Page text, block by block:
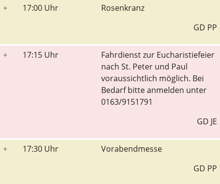
+
17:00 Uhr
Rosenkranz
GD PP
+ 17:15 Uhr
Fahrdienst zur Eucharistiefeier
nach St. Peter und Paul
voraussichtlich möglich. Bei
Bedarf bitte anmelden unter
0163/9151791
GD JE
+ 17:30 Uhr
Vorabendmesse
GD PP